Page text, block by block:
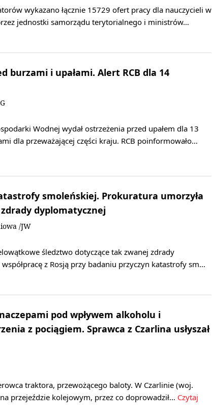
wykazano łącznie 15729 ofert pracy dla nauczycieli w
jednostki samorządu terytorialnego i ministrów…
burzami i upałami. Alert RCB dla 14
Wodnej wydał ostrzeżenia przed upałem dla 13
dla przeważającej części kraju. RCB poinformowało…
smoleńskiej. Prokuratura umorzyła
dyplomatycznej
/JW
śledztwo dotyczące tak zwanej zdrady
z Rosją przy badaniu przyczyn katastrofy sm…
pod wpływem alkoholu i
z pociągiem. Sprawca z Czarlina usłyszał
traktora, przewożącego baloty. W Czarlinie (woj.
przejeździe kolejowym, przez co doprowadził… Czytaj